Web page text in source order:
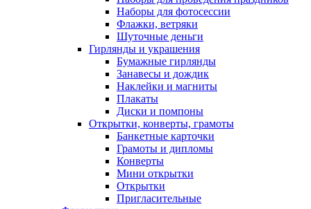
Наборы для фотосессии
Флажки, ветряки
Шуточные деньги
Гирлянды и украшения
Бумажные гирлянды
Занавесы и дождик
Наклейки и магниты
Плакаты
Диски и помпоны
Открытки, конверты, грамоты
Банкетные карточки
Грамоты и дипломы
Конверты
Мини открытки
Открытки
Пригласительные